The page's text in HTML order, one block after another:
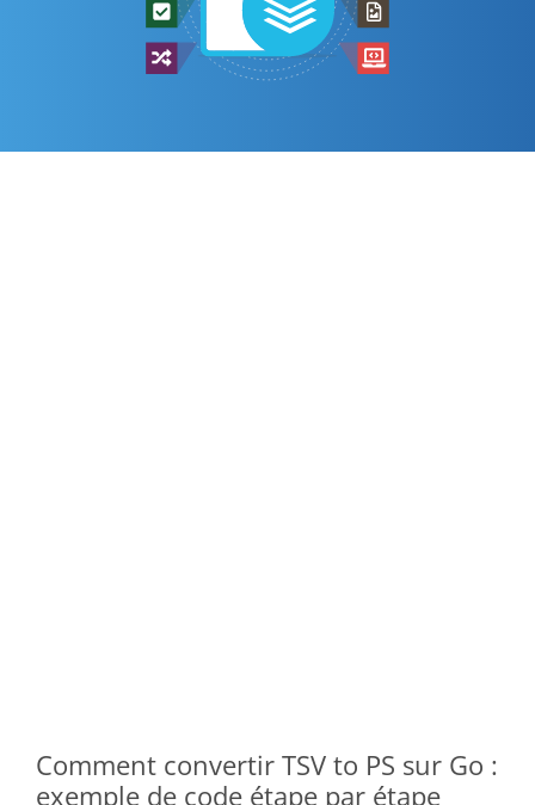
Comment convertir TSV to PS sur Go :
exemple de code étape par étape